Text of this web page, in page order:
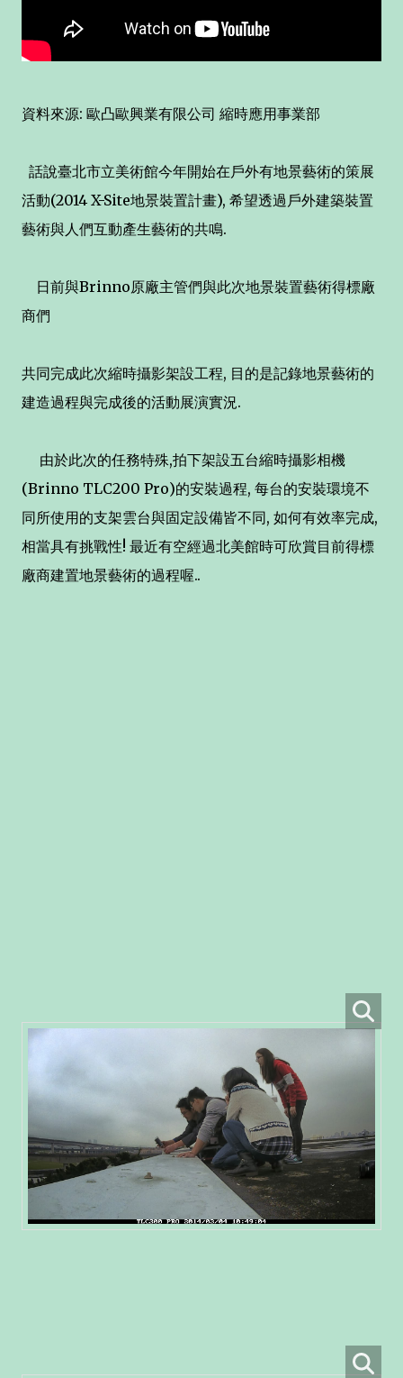
資料來源: 歐凸歐興業有限公司 縮時應用事業部
話說臺北市立美術館今年開始在戶外有地景藝術的策展
活動(2014 X-Site地景裝置計畫), 希望透過戶外建築裝置
藝術與人們互動產生藝術的共鳴.
日前與Brinno原廠主管們與此次地景裝置藝術得標廠
商們
共同完成此次縮時攝影架設工程, 目的是記錄地景藝術的
建造過程與完成後的活動展演實況.
由於此次的任務特殊,拍下架設五台縮時攝影相機
(Brinno TLC200 Pro)的安裝過程, 每台的安裝環境不
同所使用的支架雲台與固定設備皆不同, 如何有效率完成,
相當具有挑戰性! 最近有空經過北美館時可欣賞目前得標
廠商建置地景藝術的過程喔..